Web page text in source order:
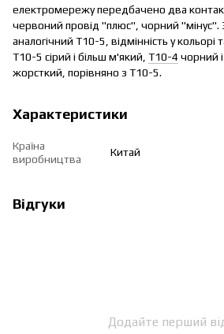
електромережу передбачено два
червоний провід "плюс", чорний "мінус".
аналогічний T10-5, відмінність у кольорі
T10-5 сірий і більш м'який, T10-4 чорний
жорсткий, порівняно з T10-5.
Характеристики
Країна
виробництва
Китай
Відгуки
Додайте перший